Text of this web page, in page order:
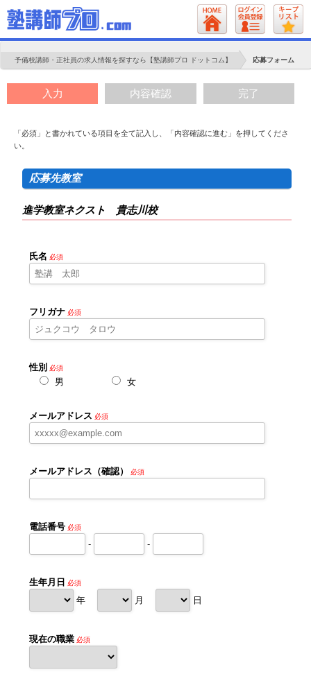
予備校講師・正社員の求人情報を探すなら【塾講師プロ ドットコム】 応募フォーム
入力 内容確認 完了
「必須」と書かれている項目を全て記入し、「内容確認に進む」を押してくださ
い。
応募先教室
進学教室ネクスト 貴志川校
氏名 必須
フリガナ 必須
性別 必須
男 女
メールアドレス 必須
メールアドレス（確認） 必須
電話番号 必須
- -
生年月日 必須
年 月 日
現在の職業 必須